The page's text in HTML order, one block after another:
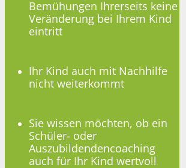
Bemühungen Ihrerseits keine
Veränderung bei Ihrem Kind
eintritt
Ihr Kind auch mit Nachhilfe
nicht weiterkommt
Sie wissen möchten, ob ein
Schüler- oder
Auszubildendencoaching
auch für Ihr Kind wertvoll